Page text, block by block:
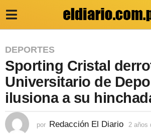
2
a
ñ
o
d
DEPORTES
Sporting Cristal
Universitario de
ilusiona a su
por Redacción El Diario 2 años